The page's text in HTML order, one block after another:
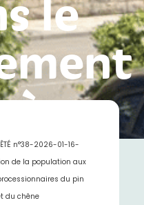
n°38-2026-01-16-
de la population aux
du pin
du chêne